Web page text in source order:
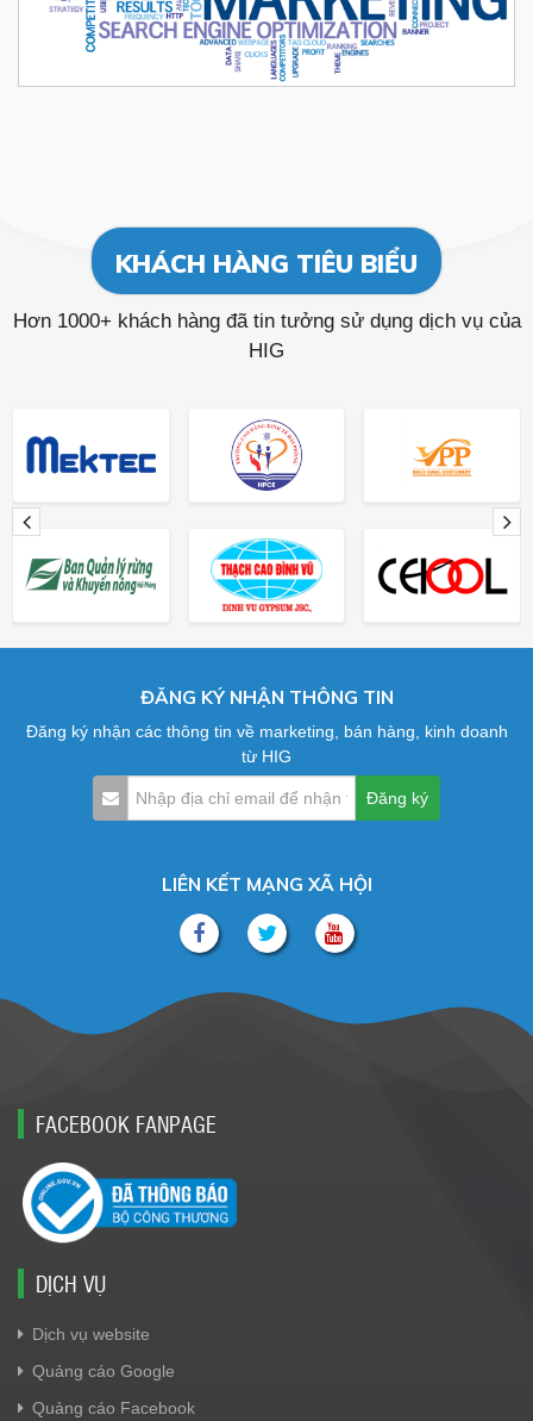
KHÁCH HÀNG TIÊU BIỂU
Hơn 1000+ khách hàng đã tin tưởng sử dụng dịch vụ của
HIG
ĐĂNG KÝ NHẬN THÔNG TIN
Đăng ký nhận các thông tin về marketing, bán hàng, kinh doanh
từ HIG
LIÊN KẾT MẠNG XÃ HỘI
FACEBOOK FANPAGE
DỊCH VỤ
Dịch vụ website
Quảng cáo Google
Quảng cáo Facebook